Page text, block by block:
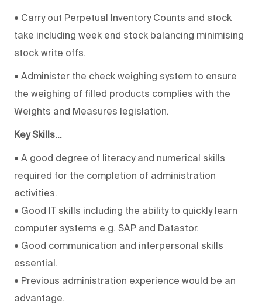
• Carry out Perpetual Inventory Counts and stock
take including week end stock balancing minimising
stock write offs.
• Administer the check weighing system to ensure
the weighing of filled products complies with the
Weights and Measures legislation.
Key Skills...
• A good degree of literacy and numerical skills
required for the completion of administration
activities.
• Good IT skills including the ability to quickly learn
computer systems e.g. SAP and Datastor.
• Good communication and interpersonal skills
essential.
• Previous administration experience would be an
advantage.